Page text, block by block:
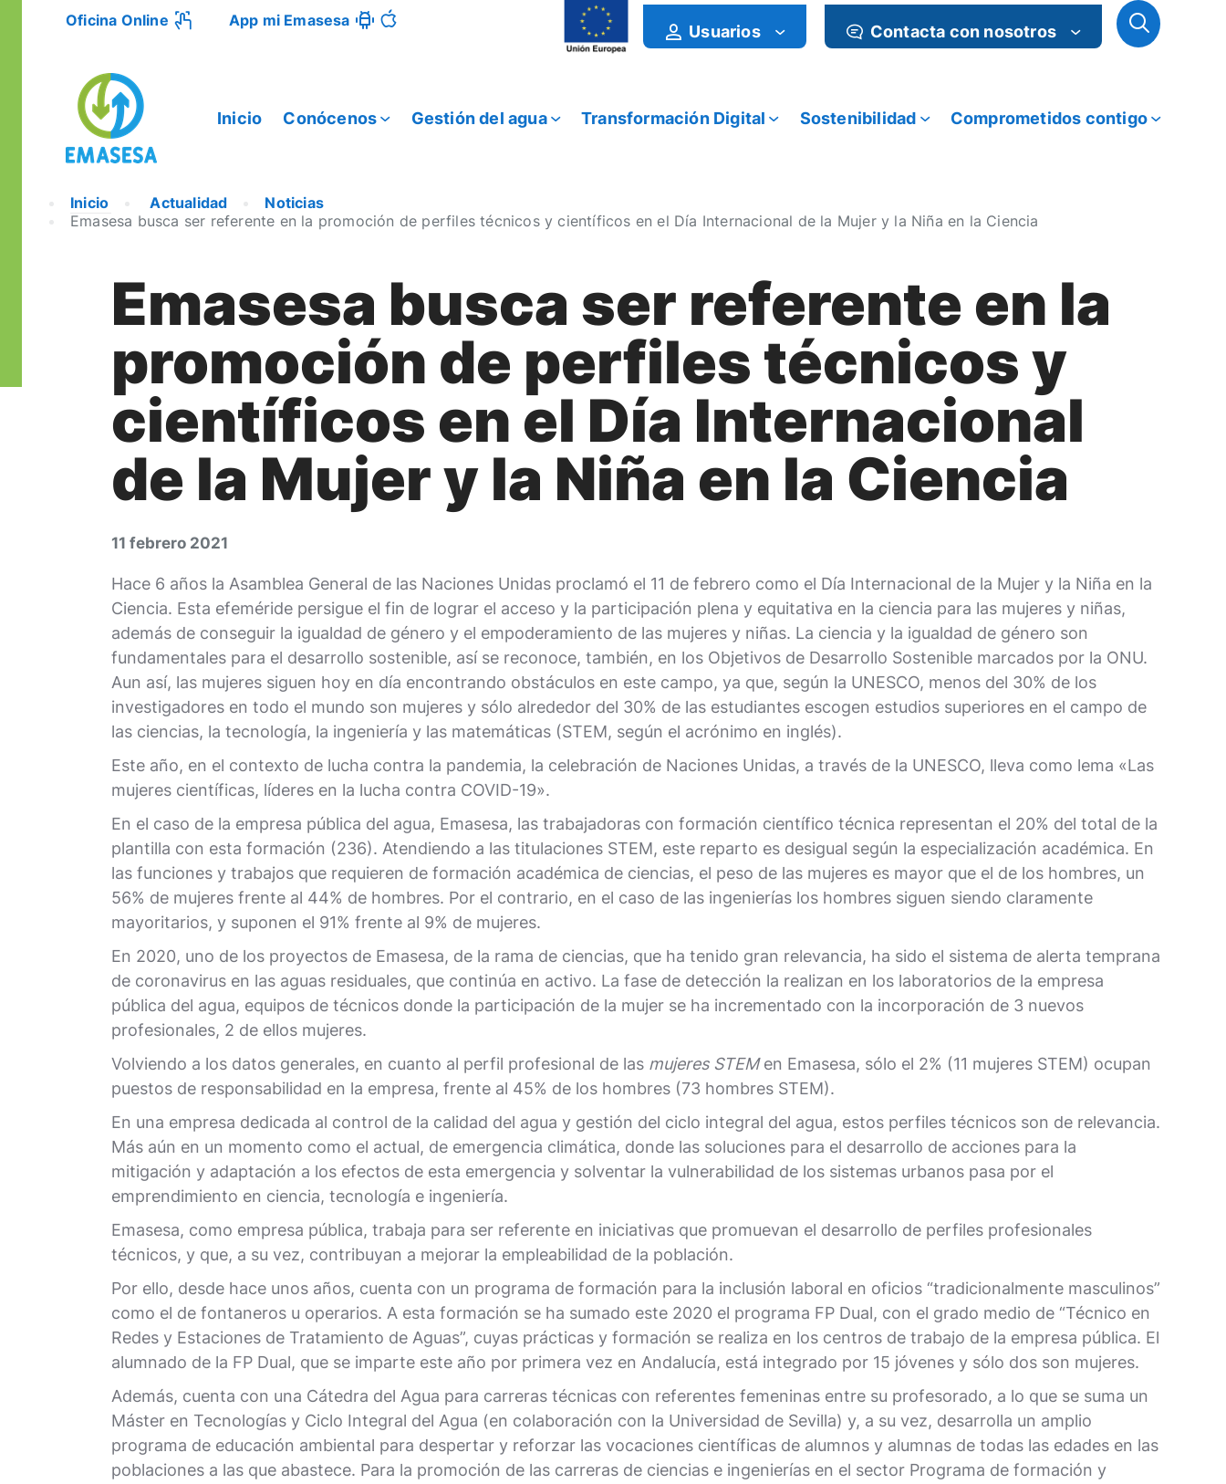
Oficina Online App mi Emasesa
Usuarios Contacta con nosotros
Inicio Conócenos Gestión del agua Transformación Digital Sostenibilidad Comprometidos contigo
Inicio Actualidad
Noticias
Emasesa busca ser referente en la promoción de perfiles técnicos y científicos en el Día Internacional de la Mujer y la Niña en la Ciencia
Emasesa busca ser referente en la
promoción de perfiles técnicos y
científicos en el Día Internacional
de la Mujer y la Niña en la Ciencia
11 febrero 2021
Hace 6 años la Asamblea General de las Naciones Unidas proclamó el 11 de febrero como el Día Internacional de la Mujer y la Niña en la
Ciencia. Esta efeméride persigue el fin de lograr el acceso y la participación plena y equitativa en la ciencia para las mujeres y niñas,
además de conseguir la igualdad de género y el empoderamiento de las mujeres y niñas. La ciencia y la igualdad de género son
fundamentales para el desarrollo sostenible, así se reconoce, también, en los Objetivos de Desarrollo Sostenible marcados por la ONU.
Aun así, las mujeres siguen hoy en día encontrando obstáculos en este campo, ya que, según la UNESCO, menos del 30% de los
investigadores en todo el mundo son mujeres y sólo alrededor del 30% de las estudiantes escogen estudios superiores en el campo de
las ciencias, la tecnología, la ingeniería y las matemáticas (STEM, según el acrónimo en inglés).
Este año, en el contexto de lucha contra la pandemia, la celebración de Naciones Unidas, a través de la UNESCO, lleva como lema «Las
mujeres científicas, líderes en la lucha contra COVID-19».
En el caso de la empresa pública del agua, Emasesa, las trabajadoras con formación científico técnica representan el 20% del total de la
plantilla con esta formación (236). Atendiendo a las titulaciones STEM, este reparto es desigual según la especialización académica. En
las funciones y trabajos que requieren de formación académica de ciencias, el peso de las mujeres es mayor que el de los hombres, un
56% de mujeres frente al 44% de hombres. Por el contrario, en el caso de las ingenierías los hombres siguen siendo claramente
mayoritarios, y suponen el 91% frente al 9% de mujeres.
En 2020, uno de los proyectos de Emasesa, de la rama de ciencias, que ha tenido gran relevancia, ha sido el sistema de alerta temprana
de coronavirus en las aguas residuales, que continúa en activo. La fase de detección la realizan en los laboratorios de la empresa
pública del agua, equipos de técnicos donde la participación de la mujer se ha incrementado con la incorporación de 3 nuevos
profesionales, 2 de ellos mujeres.
Volviendo a los datos generales, en cuanto al perfil profesional de las mujeres STEMen Emasesa, sólo el 2% (11 mujeres STEM) ocupan
puestos de responsabilidad en la empresa, frente al 45% de los hombres (73 hombres STEM).
En una empresa dedicada al control de la calidad del agua y gestión del ciclo integral del agua, estos perfiles técnicos son de relevancia.
Más aún en un momento como el actual, de emergencia climática, donde las soluciones para el desarrollo de acciones para la
mitigación y adaptación a los efectos de esta emergencia y solventar la vulnerabilidad de los sistemas urbanos pasa por el
emprendimiento en ciencia, tecnología e ingeniería.
Emasesa, como empresa pública, trabaja para ser referente en iniciativas que promuevan el desarrollo de perfiles profesionales
técnicos, y que, a su vez, contribuyan a mejorar la empleabilidad de la población.
Por ello, desde hace unos años, cuenta con un programa de formación para la inclusión laboral en oficios “tradicionalmente masculinos”
como el de fontaneros u operarios. A esta formación se ha sumado este 2020 el programa FP Dual, con el grado medio de “Técnico en
Redes y Estaciones de Tratamiento de Aguas”, cuyas prácticas y formación se realiza en los centros de trabajo de la empresa pública. El
alumnado de la FP Dual, que se imparte este año por primera vez en Andalucía, está integrado por 15 jóvenes y sólo dos son mujeres.
Además, cuenta con una Cátedra del Agua para carreras técnicas con referentes femeninas entre su profesorado, a lo que se suma un
Máster en Tecnologías y Ciclo Integral del Agua (en colaboración con la Universidad de Sevilla) y, a su vez, desarrolla un amplio
programa de educación ambiental para despertar y reforzar las vocaciones científicas de alumnos y alumnas de todas las edades en las
poblaciones a las que abastece. Para la promoción de las carreras de ciencias e ingenierías en el sector Programa de formación y